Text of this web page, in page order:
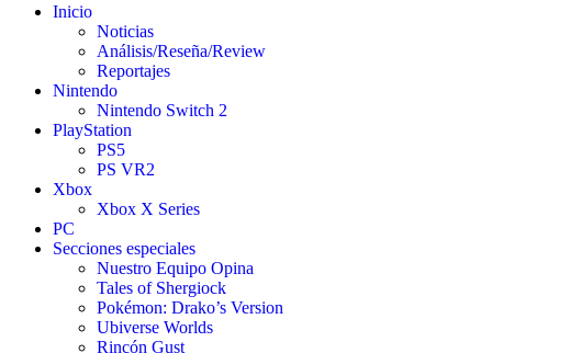
Inicio
Noticias
Análisis/Reseña/Review
Reportajes
Nintendo
Nintendo Switch 2
PlayStation
PS5
PS VR2
Xbox
Xbox X Series
PC
Secciones especiales
Nuestro Equipo Opina
Tales of Shergiock
Pokémon: Drako’s Version
Ubiverse Worlds
Rincón Gust